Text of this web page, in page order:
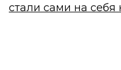
стали сами на себя